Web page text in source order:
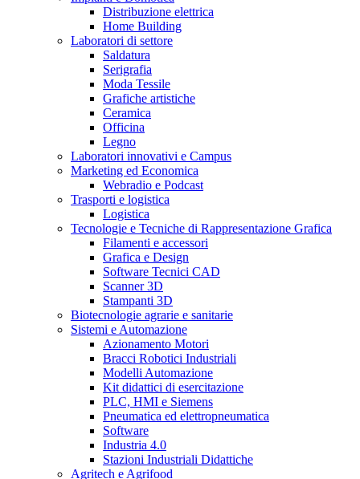
Distribuzione elettrica
Home Building
Laboratori di settore
Saldatura
Serigrafia
Moda Tessile
Grafiche artistiche
Ceramica
Officina
Legno
Laboratori innovativi e Campus
Marketing ed Economica
Webradio e Podcast
Trasporti e logistica
Logistica
Tecnologie e Tecniche di Rappresentazione Grafica
Filamenti e accessori
Grafica e Design
Software Tecnici CAD
Scanner 3D
Stampanti 3D
Biotecnologie agrarie e sanitarie
Sistemi e Automazione
Azionamento Motori
Bracci Robotici Industriali
Modelli Automazione
Kit didattici di esercitazione
PLC, HMI e Siemens
Pneumatica ed elettropneumatica
Software
Industria 4.0
Stazioni Industriali Didattiche
Agritech e Agrifood